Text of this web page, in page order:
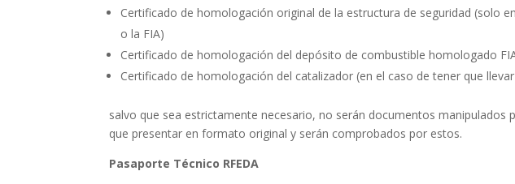
Certificado de homologación original de la estructura de seguridad (solo
o la FIA)
Certificado de homologación del depósito de combustible homologado
Certificado de homologación del catalizador (en el caso de tener que
salvo que sea estrictamente necesario, no serán documentos manipulados
que presentar en formato original y serán comprobados por estos.
Pasaporte Técnico RFEDA